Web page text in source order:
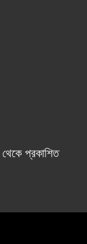
প্রকাশিত